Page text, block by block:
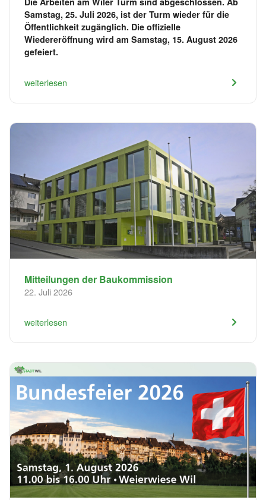
Samstag, 25. Juli 2026, ist der Turm wieder für die
Öffentlichkeit zugänglich. Die offizielle
Wiedereröffnung wird am Samstag, 15. August 2026
gefeiert.
weiterlesen
​Mitteilungen der Baukommission
22. Juli 2026
weiterlesen